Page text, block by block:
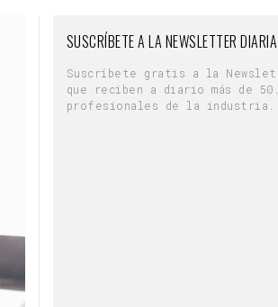
SUSCRÍBETE A LA NEWSLETTER DIARIA
Suscríbete gratis a la
que reciben a diario más de
profesionales de la industria.